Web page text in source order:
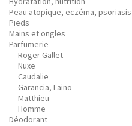
Peau atopique, eczéma, psoriasis
Pieds
Mains et ongles
Parfumerie
Roger Gallet
Nuxe
Caudalie
Garancia, Laino
Matthieu
Homme
Déodorant